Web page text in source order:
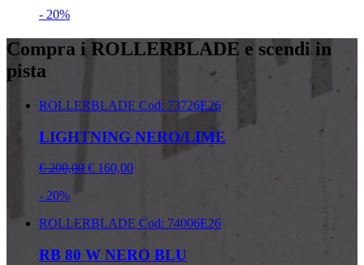
- 20%
Compra i ROLLERBLADE e scendi in
pista
ROLLERBLADE Cod: 73726E26
LIGHTNING NERO/LIME
€ 200,00 € 160,00
- 20%
ROLLERBLADE Cod: 74006E26
RB 80 W NERO BLU